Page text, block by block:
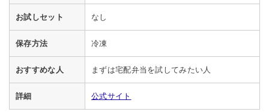
お試しセット なし
保存方法 冷凍
おすすめな人 まずは宅配弁当を試してみたい人
詳細 公式サイト